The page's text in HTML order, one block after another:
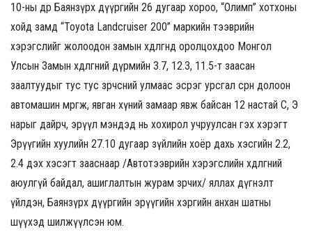
10-ны өдөр Баянзүрх дүүргийн 26 дугаар хороо, “Олимп” хотхоны
хойд замд “Toyota Landcruiser 200” маркийн тээврийн
хэрэгслийг жолоодон замын хөдөлгөөнд оролцохдоо Монгол
Улсын Замын хөдөлгөөний дүрмийн 3.7, 12.3, 11.5-т заасан
заалтуудыг тус тус зөрчсөний улмаас эсрэг урсгал сөрөн долоон
автомашин мөргөж, явган хүний замаар явж байсан 12 настай С, Э
нарыг дайрч, эрүүл мэндэд нь хохирол учруулсан гэх хэрэгт
Эрүүгийн хуулийн 27.10 дугаар зүйлийн хоёр дахь хэсгийн 2.2,
2.4 дэх хэсэгт зааснаар /Автотээврийн хэрэгслийн хөдөлгөөний
аюулгүй байдал, ашиглалтын журам зөрчих/ яллах дүгнэлт
үйлдэн, Баянзүрх дүүргийн эрүүгийн хэргийн анхан шатны
шүүхэд шилжүүлсэн юм.